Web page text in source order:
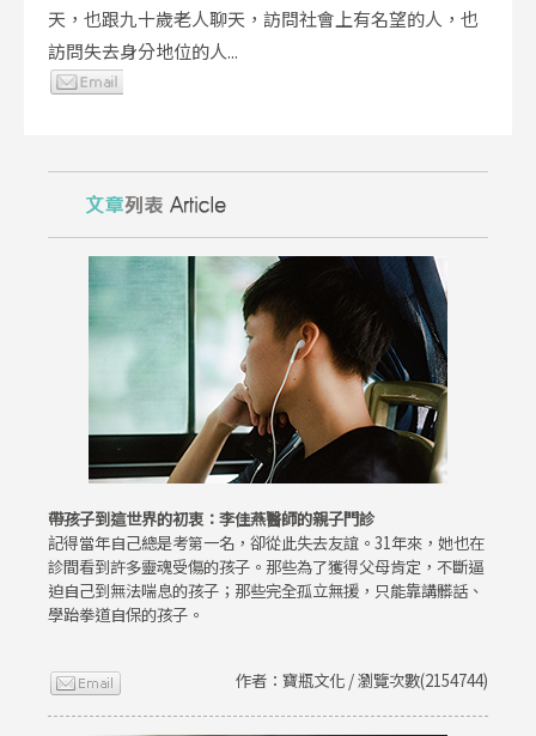
天，也跟九十歲老人聊天，訪問社會上有名望的人，也
訪問失去身分地位的人...
帶孩子到這世界的初衷：李佳燕醫師的親子門診
記得當年自己總是考第一名，卻從此失去友誼。31年來，她也在
診間看到許多靈魂受傷的孩子。那些為了獲得父母肯定，不斷逼
迫自己到無法喘息的孩子；那些完全孤立無援，只能靠講髒話、
學跆拳道自保的孩子。
作者：寶瓶文化 / 瀏覽次數(2154744)